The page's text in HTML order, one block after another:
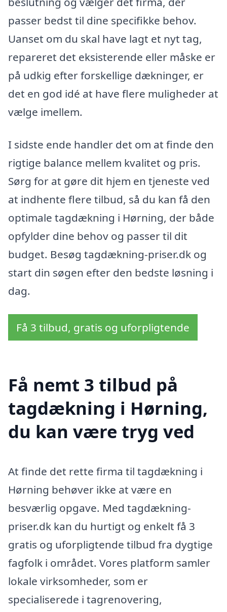
passer bedst til dine specifikke behov.
Uanset om du skal have lagt et nyt tag,
repareret det eksisterende eller måske er
på udkig efter forskellige dækninger, er
det en god idé at have flere muligheder at
vælge imellem.
I sidste ende handler det om at finde den
rigtige balance mellem kvalitet og pris.
Sørg for at gøre dit hjem en tjeneste ved
at indhente flere tilbud, så du kan få den
optimale tagdækning i Hørning, der både
opfylder dine behov og pas­ser til dit
budget. Besøg tagdækning-priser.dk og
start din søgen efter den bedste løsning i
dag.
Få 3 tilbud, gratis og uforpligtende
Få nemt 3 tilbud på
tagdækning i Hørning,
du kan være tryg ved
At finde det rette firma til tagdækning i
Hørning behøver ikke at være en
besværlig opgave. Med tagdækning-
priser.dk kan du hurtigt og enkelt få 3
gratis og uforpligtende tilbud fra dygtige
fagfolk i området. Vores platform samler
lokale virksomheder, som er
specialiserede i tagrenovering,